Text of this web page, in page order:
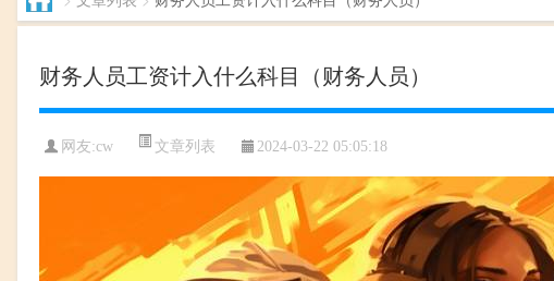
财务人员工资计入什么科目（财务人员）
网友:cw 文章列表 2024-03-22 05:05:18